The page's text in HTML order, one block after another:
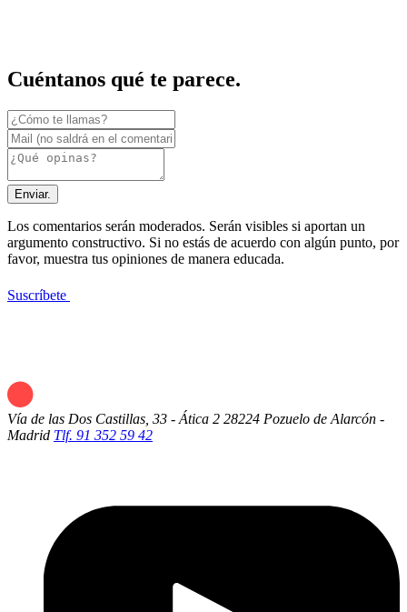
Cuéntanos qué te parece.
Enviar.
Los comentarios serán moderados. Serán visibles si aportan un
argumento constructivo. Si no estás de acuerdo con algún punto, por
favor, muestra tus opiniones de manera educada.
Suscríbete
Vía de las Dos Castillas, 33 - Ática 2 28224 Pozuelo de Alarcón -
Madrid Tlf. 91 352 59 42